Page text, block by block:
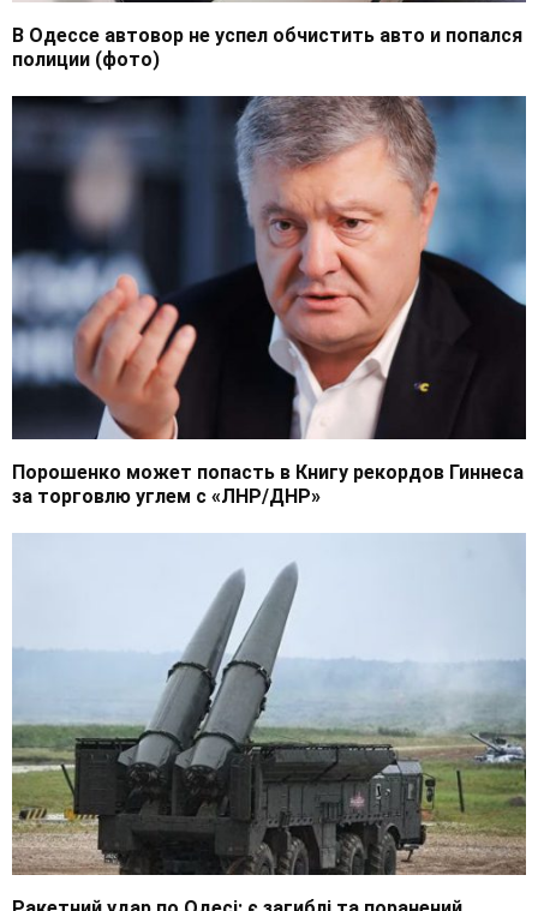
В Одессе автовор не успел обчистить авто и попался
полиции (фото)
Порошенко может попасть в Книгу рекордов Гиннеса
за торговлю углем с «ЛНР/ДНР»